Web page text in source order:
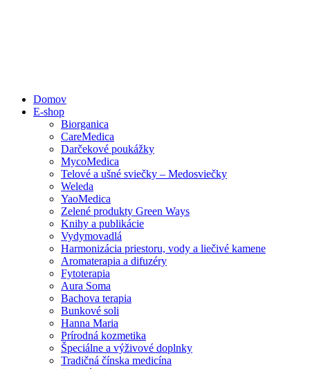
Domov
E-shop
Biorganica
CareMedica
Darčekové poukážky
MycoMedica
Telové a ušné sviečky – Medosviečky
Weleda
YaoMedica
Zelené produkty Green Ways
Knihy a publikácie
Vydymovadlá
Harmonizácia priestoru, vody a liečivé kamene
Aromaterapia a difuzéry
Fytoterapia
Aura Soma
Bachova terapia
Bunkové soli
Hanna Maria
Prírodná kozmetika
Špeciálne a výživové doplnky
Tradičná čínska medicína